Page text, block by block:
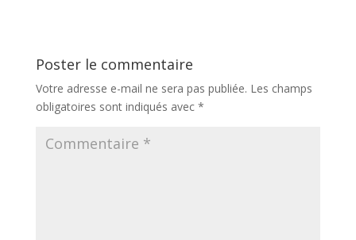
Poster le commentaire
Votre adresse e-mail ne sera pas publiée. Les champs
obligatoires sont indiqués avec *